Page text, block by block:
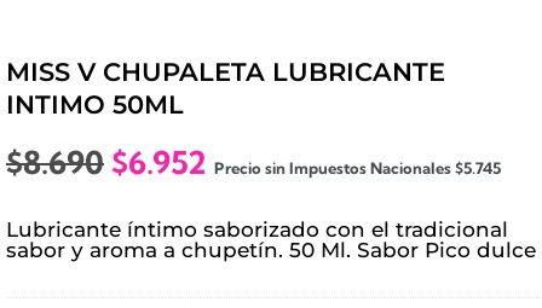
MISS V CHUPALETA LUBRICANTE
INTIMO 50ML
$8.690 El
original
era:
$8.690.
$6.952 El
actual
es:
$6.952.
Precio sin Impuestos Nacionales$5.745
Lubricante íntimo saborizado con el tradicional
sabor y aroma a chupetín. 50 Ml. Sabor Pico dulce